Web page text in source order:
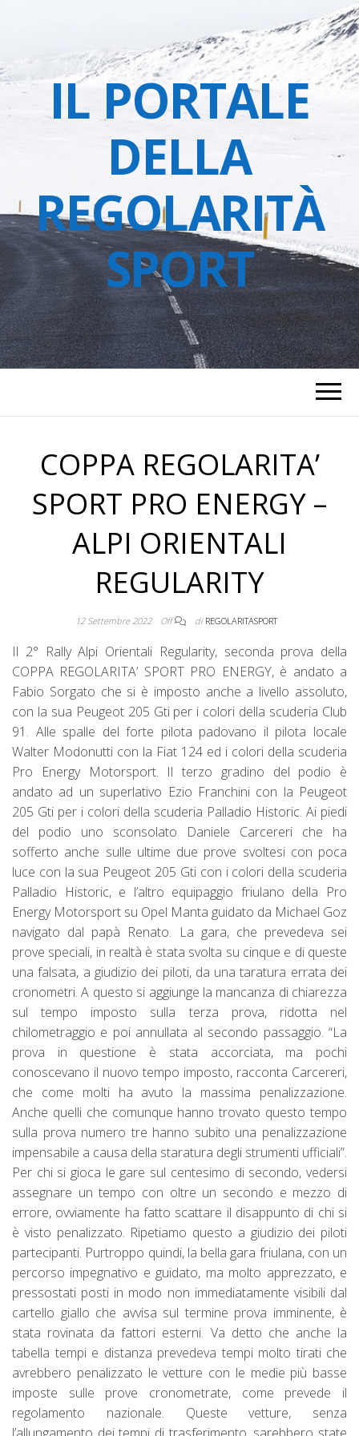
IL PORTALE
DELLA
REGOLARITÀ
SPORT
COPPA REGOLARITA’
SPORT PRO ENERGY –
ALPI ORIENTALI
REGULARITY
12 Settembre 2022 Off di REGOLARITASPORT
Il 2° Rally Alpi Orientali Regularity, seconda prova della
COPPA REGOLARITA’ SPORT PRO ENERGY, è andato a
Fabio Sorgato che si è imposto anche a livello assoluto,
con la sua Peugeot 205 Gti per i colori della scuderia Club
91. Alle spalle del forte pilota padovano il pilota locale
Walter Modonutti con la Fiat 124 ed i colori della scuderia
Pro Energy Motorsport. Il terzo gradino del podio è
andato ad un superlativo Ezio Franchini con la Peugeot
205 Gti per i colori della scuderia Palladio Historic. Ai piedi
del podio uno sconsolato Daniele Carcereri che ha
sofferto anche sulle ultime due prove svoltesi con poca
luce con la sua Peugeot 205 Gti con i colori della scuderia
Palladio Historic, e l’altro equipaggio friulano della Pro
Energy Motorsport su Opel Manta guidato da Michael Goz
navigato dal papà Renato. La gara, che prevedeva sei
prove speciali, in realtà è stata svolta su cinque e di queste
una falsata, a giudizio dei piloti, da una taratura errata dei
cronometri. A questo si aggiunge la mancanza di chiarezza
sul tempo imposto sulla terza prova, ridotta nel
chilometraggio e poi annullata al secondo passaggio. “La
prova in questione è stata accorciata, ma pochi
conoscevano il nuovo tempo imposto, racconta Carcereri,
che come molti ha avuto la massima penalizzazione.
Anche quelli che comunque hanno trovato questo tempo
sulla prova numero tre hanno subito una penalizzazione
impensabile a causa della staratura degli strumenti ufficiali”.
Per chi si gioca le gare sul centesimo di secondo, vedersi
assegnare un tempo con oltre un secondo e mezzo di
errore, ovviamente ha fatto scattare il disappunto di chi si
è visto penalizzato. Ripetiamo questo a giudizio dei piloti
partecipanti. Purtroppo quindi, la bella gara friulana, con un
percorso impegnativo e guidato, ma molto apprezzato, e
pressostati posti in modo non immediatamente visibili dal
cartello giallo che avvisa sul termine prova imminente, è
stata rovinata da fattori esterni. Va detto che anche la
tabella tempi e distanza prevedeva tempi molto tirati che
avrebbero penalizzato le vetture con le medie più basse
imposte sulle prove cronometrate, come prevede il
regolamento nazionale. Queste vetture, senza